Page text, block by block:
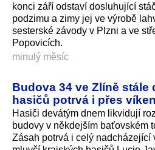
konci září odstaví dosluhující
podzimu a zimy jej ve výrobě
sesterské závody v Plzni a ve
Popovicích.
minulý měsíc
Budova 34 ve Zlíně stále
hasičů potrvá i přes
Hasiči devátým dnem likvidují
budovy v někdejším baťovském
Zásah potrvá i celý nadcházející